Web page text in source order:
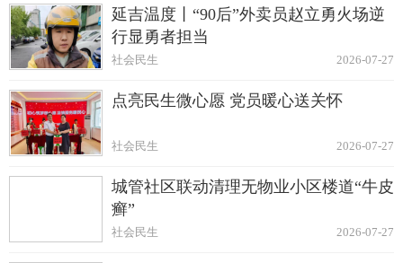
延吉温度丨“90后”外卖员赵立勇火场逆
行显勇者担当
2026-07-27
社会民生
点亮民生微心愿 党员暖心送关怀
2026-07-27
社会民生
城管社区联动清理无物业小区楼道“牛皮
癣”
2026-07-27
社会民生